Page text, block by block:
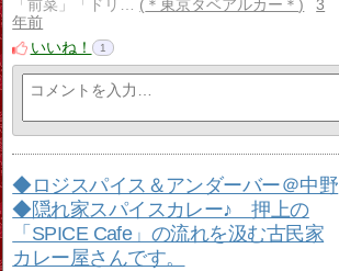
「前菜」「ドリ… ＊東京タベアルカー＊
3
年前
いいね！
1
◆ロジスパイス＆アンダーバー＠中野
◆隠れ家スパイスカレー♪ 押上の
「SPICE Cafe」の流れを汲む古民家
カレー屋さんです。